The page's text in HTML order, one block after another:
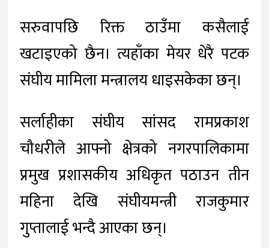
सरुवापछि रिक्त ठाउँमा कसैलाई
खटाइएको छैन। त्यहाँका मेयर धेरै पटक
संघीय मामिला मन्त्रालय धाइसकेका छन्।
सर्लाहीका संघीय सांसद रामप्रकाश
चौधरीले आफ्नो क्षेत्रको नगरपालिकामा
प्रमुख प्रशासकीय अधिकृत पठाउन तीन
महिना देखि संघीयमन्त्री राजकुमार
गुप्तालाई भन्दै आएका छन्।